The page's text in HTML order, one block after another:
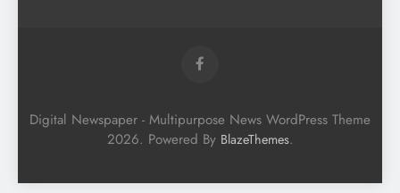
Digital Newspaper - Multipurpose News WordPress Theme
2026. Powered By BlazeThemes.